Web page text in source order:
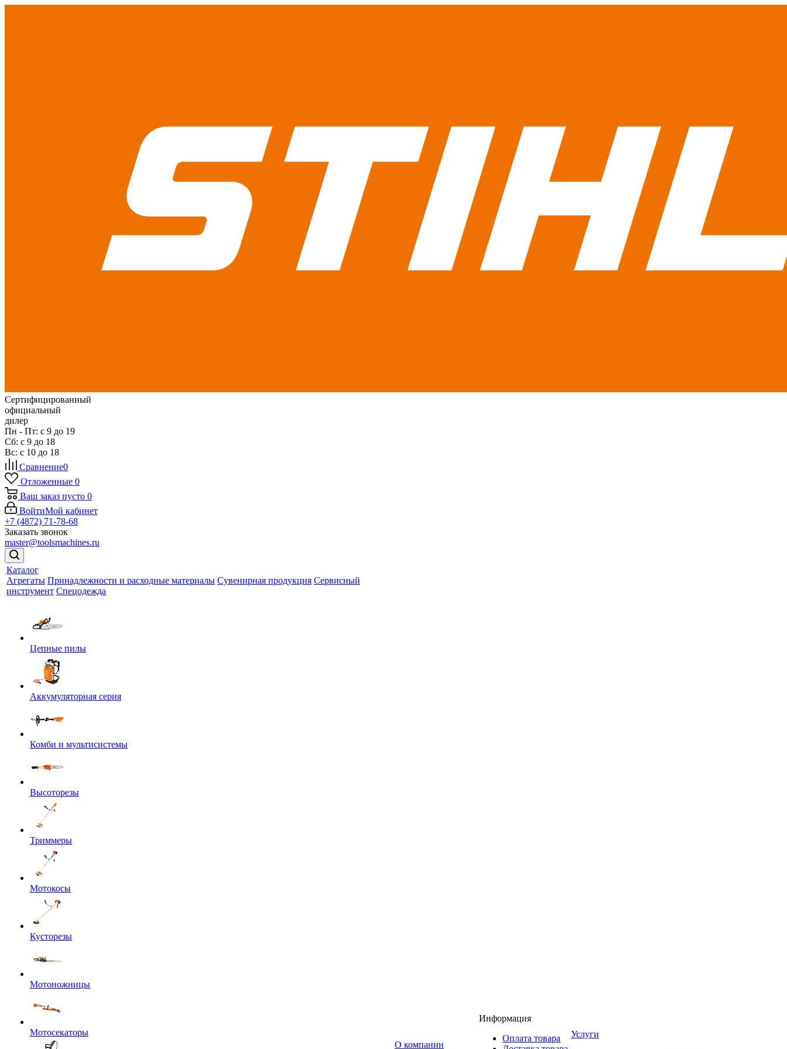
Сертифицированный
официальный
дилер
Пн - Пт: с 9 до 19
Сб: с 9 до 18
Вс: с 10 до 18
Сравнение0
Отложенные 0
Ваш заказ пусто 0
ВойтиМой кабинет
+7 (4872) 71-78-68
Заказать звонок
master@toolsmachines.ru
Каталог
Агрегаты Принадлежности и расходные материалы Сувенирная продукция Сервисный
инструмент Спецодежда
Цепные пилы
Аккумуляторная серия
Комби и мультисистемы
Высоторезы
Триммеры
Мотокосы
Кусторезы
Мотоножницы
Мотосекаторы
O компании
Информация
Оплата товара
Услуги